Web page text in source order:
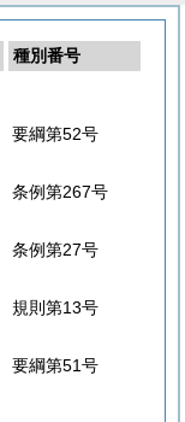
種別番号
要綱第52号
条例第267号
条例第27号
規則第13号
要綱第51号